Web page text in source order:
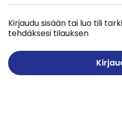
Kirjaudu sisään tai luo tili
tehdäksesi tilauksen